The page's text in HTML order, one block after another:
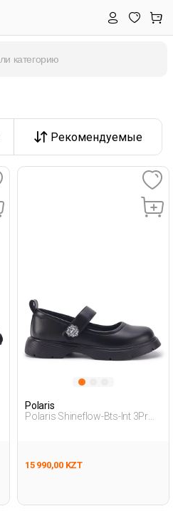
Рекомендуемые
Polaris
Polaris Shineflow-Bts-Int 3Pr
15 990,00 KZT